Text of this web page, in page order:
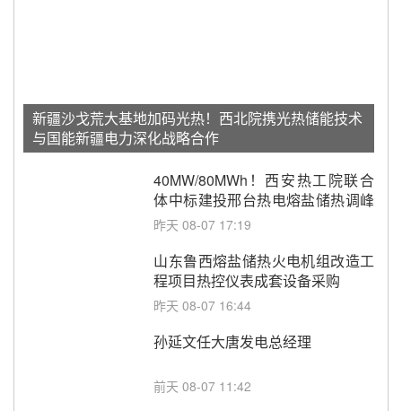
新疆沙戈荒大基地加码光热！西北院携光热储能技术
与国能新疆电力深化战略合作
40MW/80MWh！西安热工院联合
体中标建投邢台热电熔盐储热调峰
调频改造EPC项目
昨天 08-07 17:19
山东鲁西熔盐储热火电机组改造工
程项目热控仪表成套设备采购
昨天 08-07 16:44
孙延文任大唐发电总经理
前天 08-07 11:42